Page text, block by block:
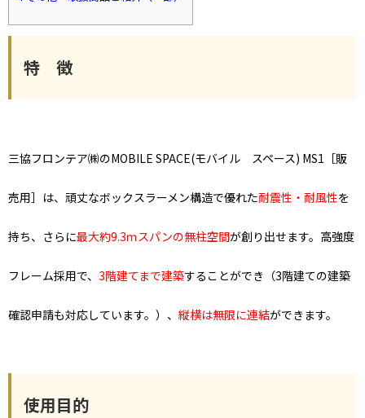
特 徴
三協フロンテア㈱のMOBILE SPACE(モバイル スペース) MS1［販
売用］は、頑丈なボックスラーメン構造で優れた耐震性・耐風性を
持ち、さらに最大約9.3ｍスパンの無柱空間が創り出せます。高強度
フレーム採用で、 3階建てまで建築することができ（3階建ての建築
確認申請も対応しています。）、 縦横は無限に連結ができます。
使用目的